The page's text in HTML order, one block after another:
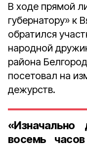
В ходе прямой
губернатору» к
обратился
народной
района
посетовал на
дежурств.
«Изначально
восемь